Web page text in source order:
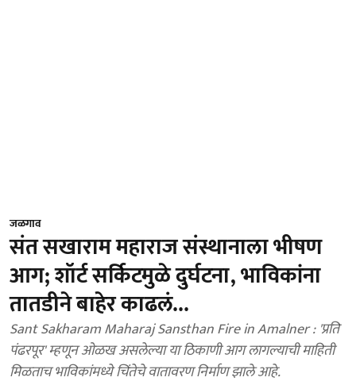
जळगाव
संत सखाराम महाराज संस्थानाला भीषण
आग; शॉर्ट सर्किटमुळे दुर्घटना, भाविकांना
तातडीने बाहेर काढलं...
Sant Sakharam Maharaj Sansthan Fire in Amalner : 'प्रति
पंढरपूर' म्हणून ओळख असलेल्या या ठिकाणी आग लागल्याची माहिती
मिळताच भाविकांमध्ये चिंतेचे वातावरण निर्माण झाले आहे.